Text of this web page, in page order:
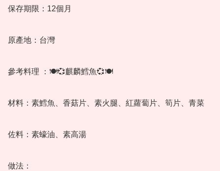
保存期限：12個月
原產地：台灣
參考料理 ：🍽💞麒麟鱈魚💞🍽
材料：素鱈魚、香菇片、素火腿、紅蘿蔔片、筍片、青菜
佐料：素蠔油、素高湯
做法：